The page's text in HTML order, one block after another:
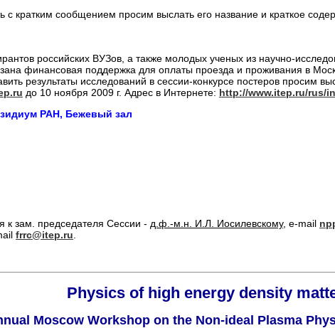
кратким сообщением просим выслать его название и краткое
российских ВУЗов, а также молодых ученых из научно-
финансовая поддержка для оплаты проезда и проживания в
результаты исследований в сессии-конкурсе постеров просим
до 10 ноября 2009 г. Адрес в Интернете: http://www.itep.ru/rus/
РАН, Бежевый зал
зам. председателя Сессии - д.ф.-м.н. И.Л. Иосилевскому, е-mail
frrc@itep.ru.
Physics of high energy density
Moscow Workshop on the Non-ideal Plasma